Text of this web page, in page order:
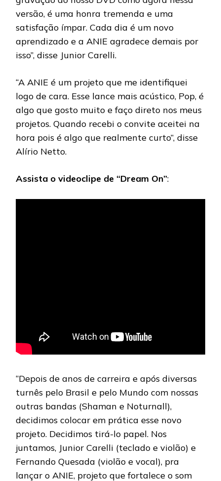
versão, é uma honra tremenda e uma
satisfação ímpar. Cada dia é um novo
aprendizado e a ANIE agradece demais por
isso”, disse Junior Carelli.
“A ANIE é um projeto que me identifiquei
logo de cara. Esse lance mais acústico, Pop, é
algo que gosto muito e faço direto nos meus
projetos. Quando recebi o convite aceitei na
hora pois é algo que realmente curto”, disse
Alírio Netto.
Assista o videoclipe de “Dream On”:
“Depois de anos de carreira e após diversas
turnês pelo Brasil e pelo Mundo com nossas
outras bandas (Shaman e Noturnall),
decidimos colocar em prática esse novo
projeto. Decidimos tirá-lo papel. Nos
juntamos, Junior Carelli (teclado e violão) e
Fernando Quesada (violão e vocal), pra
lançar o ANIE, projeto que fortalece o som